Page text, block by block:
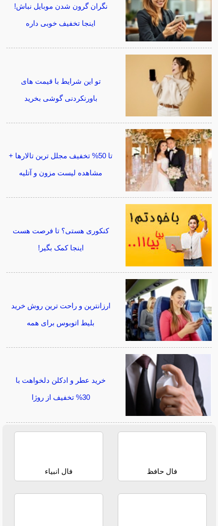
نگران گرون شدن موبایل نباش!
اینجا تخفیف خوبی داره
تو این شرایط با قیمت های
باورنکردنی گوشی بخرید
تا 50% تخفیف مجلل ترین تالارها +
مشاهده لیست مزون و آتلیه
کنکوری هستی؟ تا فرصت هست
اینجا کمک بگیر!
ارزانترین و راحت ترین روش خرید
بلیط اتوبوس برای همه
خرید عطر و ادکلن دلخواهت با
30% تخفیف از روژا
فال حافظ فال انبیاء